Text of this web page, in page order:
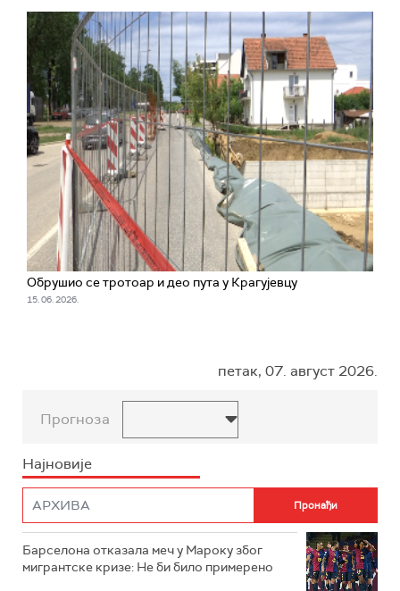
Обрушио се тротоар и деo пута у Крагујевцу
15. 06. 2026.
петак, 07. август 2026.
Прогноза
Најновије
Барселона отказала меч у Мароку због
мигрантске кризе: Не би било примерено